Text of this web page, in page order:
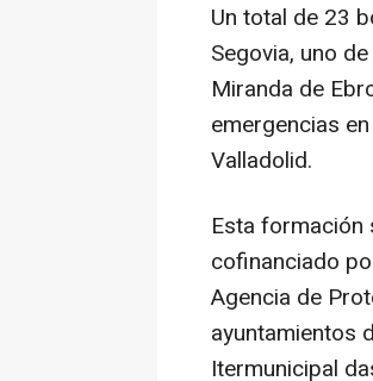
Un total de 23
Segovia, uno
Miranda de
emergencias
Valladolid.
Esta
cofinanciado
Agencia de
ayuntamientos
Itermunicipal